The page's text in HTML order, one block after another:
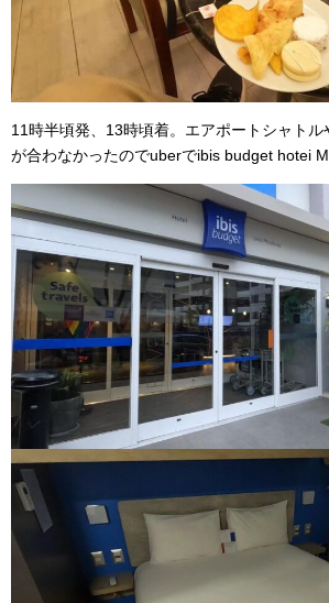
11時半頃発、13時頃着。エアポートシャトル
が合わなかったのでuberでibis budget hotei